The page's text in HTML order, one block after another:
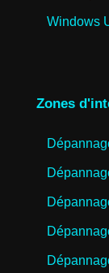
Windows
Zones